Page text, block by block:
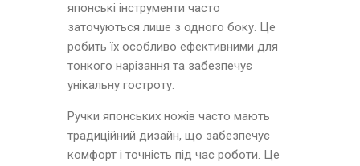
японські інструменти часто
заточуються лише з одного боку. Це
робить їх особливо ефективними для
тонкого нарізання та забезпечує
унікальну гостроту.
Ручки японських ножів часто мають
традиційний дизайн, що забезпечує
комфорт і точність під час роботи. Це